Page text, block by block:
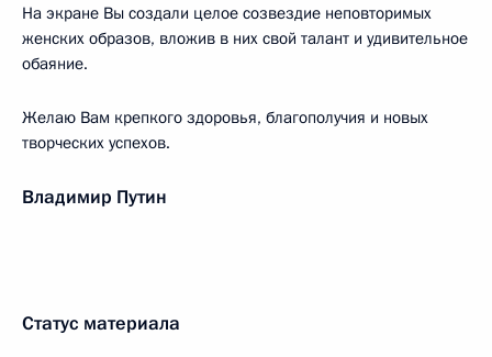
На экране Вы создали целое созвездие неповторимых
женских образов, вложив в них свой талант и удивительное
обаяние.
Желаю Вам крепкого здоровья, благополучия и новых
творческих успехов.
Владимир Путин
Статус материала